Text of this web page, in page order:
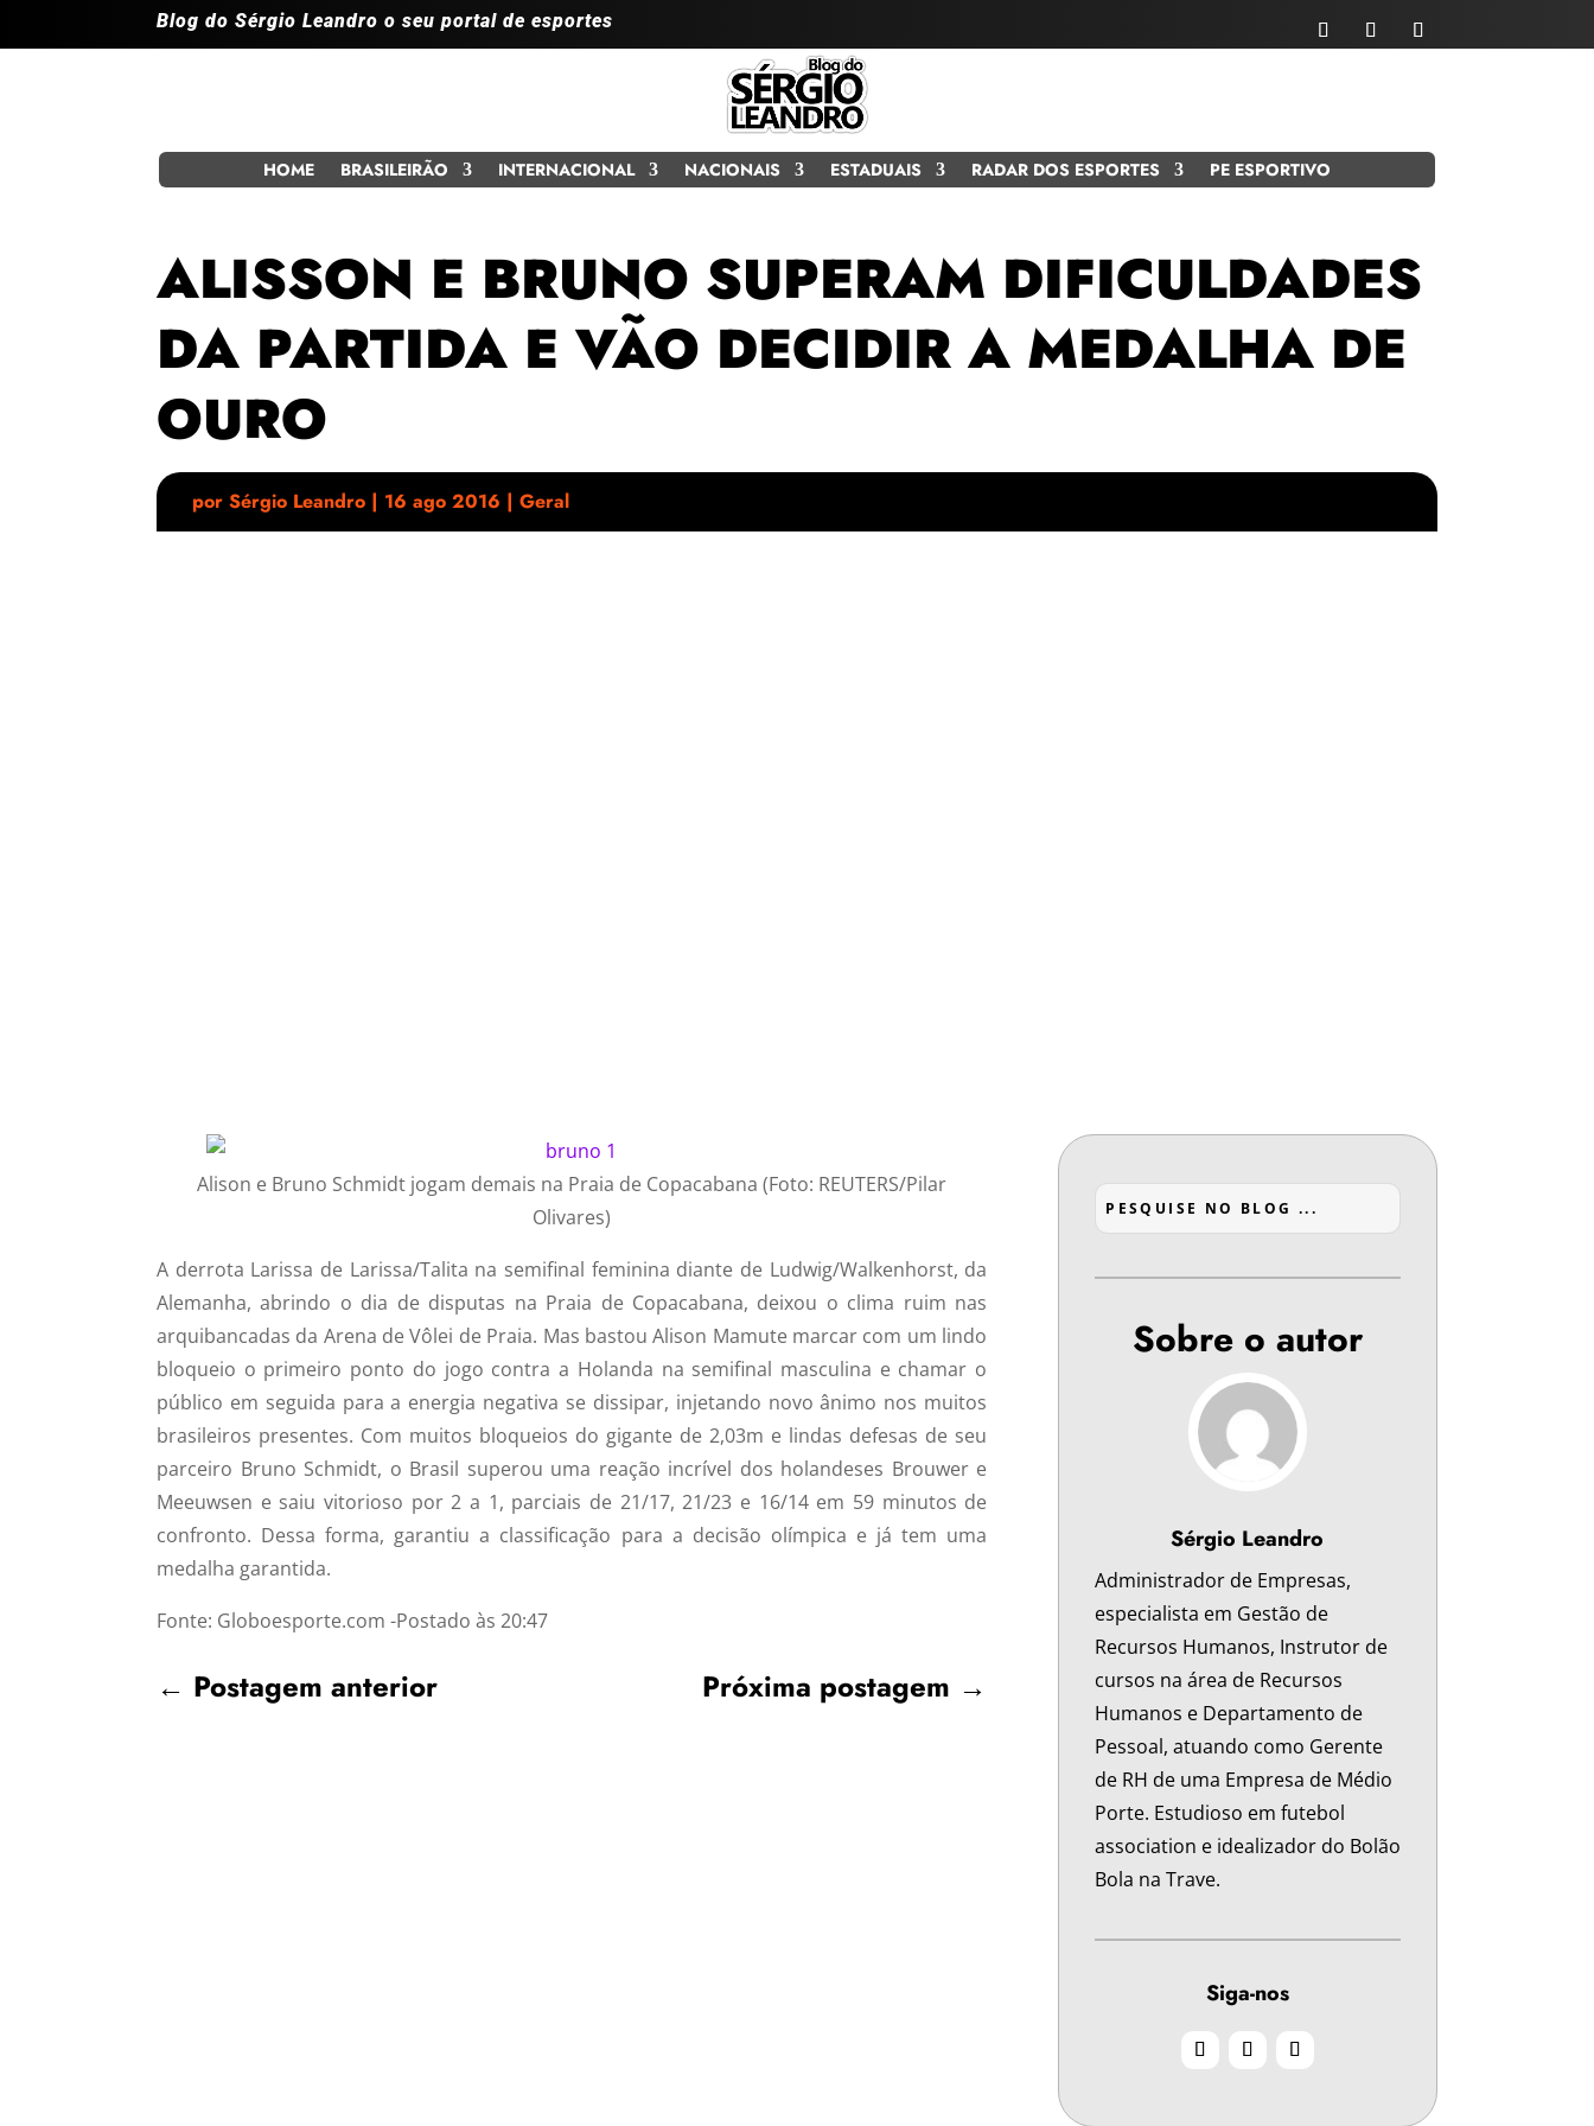
Blog do Sérgio Leandro o seu portal de esportes
HOME BRASILEIRÃO INTERNACIONAL NACIONAIS ESTADUAIS RADAR DOS ESPORTES PE ESPORTIVO
ALISSON E BRUNO SUPERAM DIFICULDADES
DA PARTIDA E VÃO DECIDIR A MEDALHA DE
OURO
por Sérgio Leandro | 16 ago 2016 | Geral
Alison e Bruno Schmidt jogam demais na Praia de Copacabana (Foto: REUTERS/Pilar
Olivares)
A derrota Larissa de Larissa/Talita na semifinal feminina diante de Ludwig/Walkenhorst, da
Alemanha, abrindo o dia de disputas na Praia de Copacabana, deixou o clima ruim nas
arquibancadas da Arena de Vôlei de Praia. Mas bastou Alison Mamute marcar com um lindo
bloqueio o primeiro ponto do jogo contra a Holanda na semifinal masculina e chamar o
público em seguida para a energia negativa se dissipar, injetando novo ânimo nos muitos
brasileiros presentes. Com muitos bloqueios do gigante de 2,03m e lindas defesas de seu
parceiro Bruno Schmidt, o Brasil superou uma reação incrível dos holandeses Brouwer e
Meeuwsen e saiu vitorioso por 2 a 1, parciais de 21/17, 21/23 e 16/14 em 59 minutos de
confronto. Dessa forma, garantiu a classificação para a decisão olímpica e já tem uma
medalha garantida.
Fonte: Globoesporte.com -Postado às 20:47
← Postagem anterior Próxima postagem →
Sobre o autor
Sérgio Leandro
Administrador de Empresas,
especialista em Gestão de
Recursos Humanos, Instrutor de
cursos na área de Recursos
Humanos e Departamento de
Pessoal, atuando como Gerente
de RH de uma Empresa de Médio
Porte. Estudioso em futebol
association e idealizador do Bolão
Bola na Trave.
Siga-nos